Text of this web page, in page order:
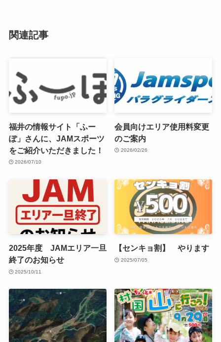
関連記事
福井の情報サイト「ふー
ぽ」さんに、JAMスポーツ
をご紹介いただきました！
2026/07/10
会員向けエリア使用料変更
のご案内
2026/02/26
2025年度 JAMエリア一旦
終了のお知らせ
2025/10/11
【センキョ割】 やります
2025/07/05